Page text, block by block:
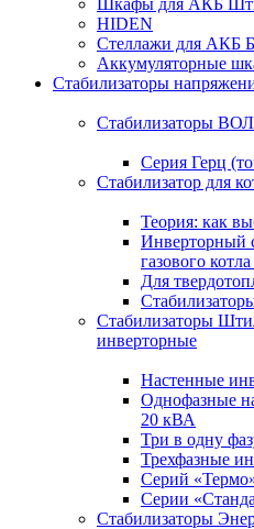
Шкафы для АКБ
HIDEN
Стеллажи для АКБ
Аккумуляторные
Стабилизаторы
Стабилизаторы
Серия Герц
Стабилизатор для
Теория: как
Инверторный
газового
Для
Стабилизаторы
инверторные
Настенные
Однофазные
20 кВА
Три в одну
Трехфазные
Серий
Серии
Стабилизаторы